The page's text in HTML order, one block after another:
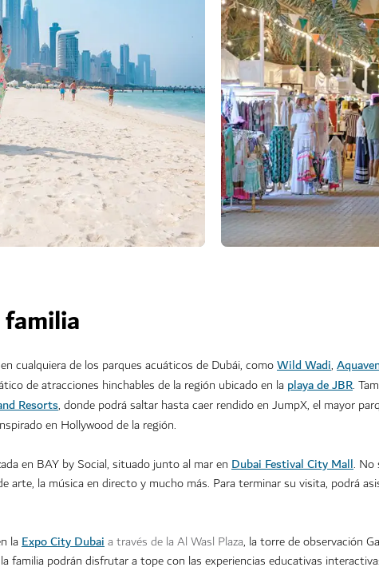
en cualquiera de los parques acuáticos de Dubái, comoWild Wadi,
de atracciones hinchables de la región ubicado en la playa de JBR.
Resorts, donde podrá saltar hasta caer rendido en JumpX, el mayor
en Hollywood de la región.
en BAY by Social, situado junto al mar en Dubai Festival City Mall. No
arte, la música en directo y mucho más. Para terminar su visita, podrá
laExpo City Dubaia través de la Al Wasl Plaza, la torre de observación
familia podrán disfrutar a tope con las experiencias educativas